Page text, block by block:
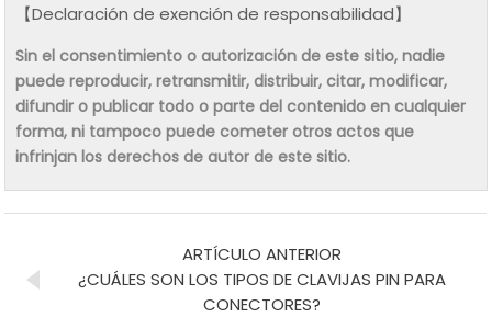
【Declaración de exención de responsabilidad】
Sin el consentimiento o autorización de este sitio, nadie
puede reproducir, retransmitir, distribuir, citar, modificar,
difundir o publicar todo o parte del contenido en cualquier
forma, ni tampoco puede cometer otros actos que
infrinjan los derechos de autor de este sitio.
ARTÍCULO ANTERIOR
¿CUÁLES SON LOS TIPOS DE CLAVIJAS PIN PARA
CONECTORES?